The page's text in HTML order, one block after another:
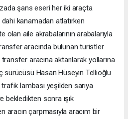
şans eseri her iki araçta
kanamadan atlatırken
olan aile akrabalarının arabalarıyla
aracında bulunan turistler
aracına aktarılarak yollarına
Hasan Hüseyin Tellioğlu
trafik lambası yeşilden sarıya
bekledikten sonra ışık
aracın çarpmasıyla aracım bir